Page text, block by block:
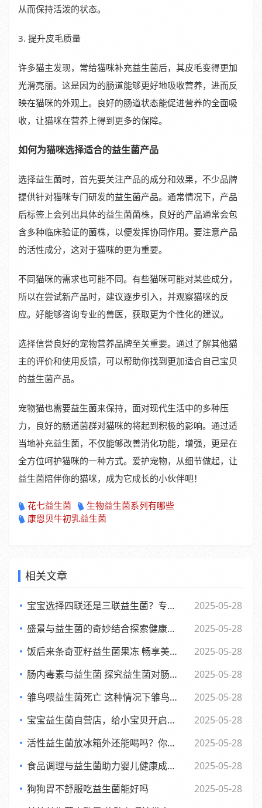
从而保持活泼的状态。
3. 提升皮毛质量
许多猫主发现，常给猫咪补充益生菌后，其皮毛变得更加
光滑亮丽。这是因为的肠道能够更好地吸收营养，进而反
映在猫咪的外观上。良好的肠道状态能促进营养的全面吸
收，让猫咪在营养上得到更多的保障。
如何为猫咪选择适合的益生菌产品
选择益生菌时，首先要关注产品的成分和效果，不少品牌
提供针对猫咪专门研发的益生菌产品。通常情况下，产品
后标签上会列出具体的益生菌菌株，良好的产品通常会包
含多种临床验证的菌株，以便发挥协同作用。要注意产品
的活性成分，这对于猫咪的更为重要。
不同猫咪的需求也可能不同。有些猫咪可能对某些成分，
所以在尝试新产品时，建议逐步引入，并观察猫咪的反
应。好能够咨询专业的兽医，获取更为个性化的建议。
选择信誉良好的宠物营养品牌至关重要。通过了解其他猫
主的评价和使用反馈，可以帮助你找到更加适合自己宝贝
的益生菌产品。
宠物猫也需要益生菌来保持，面对现代生活中的多种压
力，良好的肠道菌群对猫咪的将起到积极的影响。通过适
当地补充益生菌，不仅能够改善消化功能，增强，更是在
全方位呵护猫咪的一种方式。爱护宠物，从细节做起，让
益生菌陪伴你的猫咪，成为它成长的小伙伴吧！
花七益生菌
生物益生菌系列有哪些
康恩贝牛初乳益生菌
相关文章
宝宝选择四联还是三联益生菌？专家观点大，妈妈们必看
2025-05-28
盛景与益生菌的奇妙结合探索健康新生活方式
2025-05-28
饭后来条奇亚籽益生菌果冻 畅享美味与健康的小确幸
2025-05-28
肠内毒素与益生菌 探究益生菌对肠内毒素的作用及功效
2025-05-28
雏鸟喂益生菌死亡 这种情况下雏鸟还能否食用
2025-05-28
宝宝益生菌自营店，给小宝贝开启肠道新世界，舒适快乐每一天
2025-05-28
活性益生菌放冰箱外还能喝吗？你可能不知道的
2025-05-28
食品调理与益生菌助力婴儿健康成长的全新探索
2025-05-28
狗狗胃不舒服吃益生菌能好吗
2025-05-28